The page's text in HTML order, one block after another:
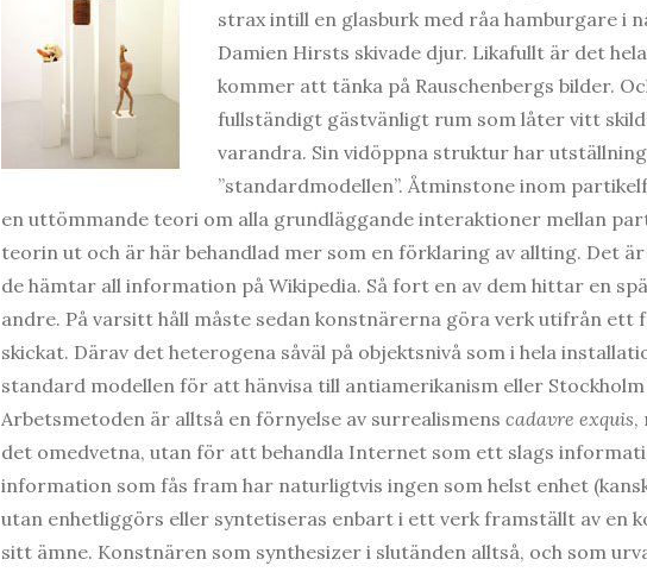
strax intill en glasburk med råa hamburgare i
Damien Hirsts skivade djur. Likafullt är det
kommer att tänka på Rauschenbergs bilder.
fullständigt gästvänligt rum som låter vitt
varandra. Sin vidöppna struktur har
”standardmodellen”. Åtminstone inom
en uttömmande teori om alla grundläggande interaktioner mellan
teorin ut och är här behandlad mer som en förklaring av allting. Det är
de hämtar all information på Wikipedia. Så fort en av dem hittar en
andre. På varsitt håll måste sedan konstnärerna göra verk utifrån ett
skickat. Därav det heterogena såväl på objektsnivå som i hela
standard modellen för att hänvisa till antiamerikanism eller Stockholm
Arbetsmetoden är alltså en förnyelse av surrealismens cadavre exquis,
det omedvetna, utan för att behandla Internet som ett slags
information som fås fram har naturligtvis ingen som helst enhet
utan enhetliggörs eller syntetiseras enbart i ett verk framställt av en
sitt ämne. Konstnären som synthesizer i slutänden alltså, och som